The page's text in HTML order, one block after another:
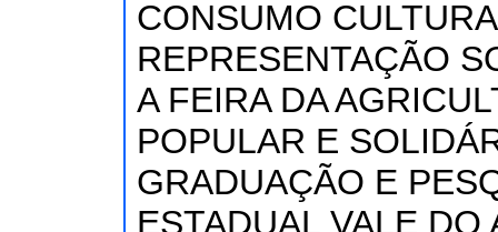
CONSUMO
REPRESENTAÇÃO
A FEIRA DA
POPULAR E
GRADUAÇÃO E
ESTADUAL VALE